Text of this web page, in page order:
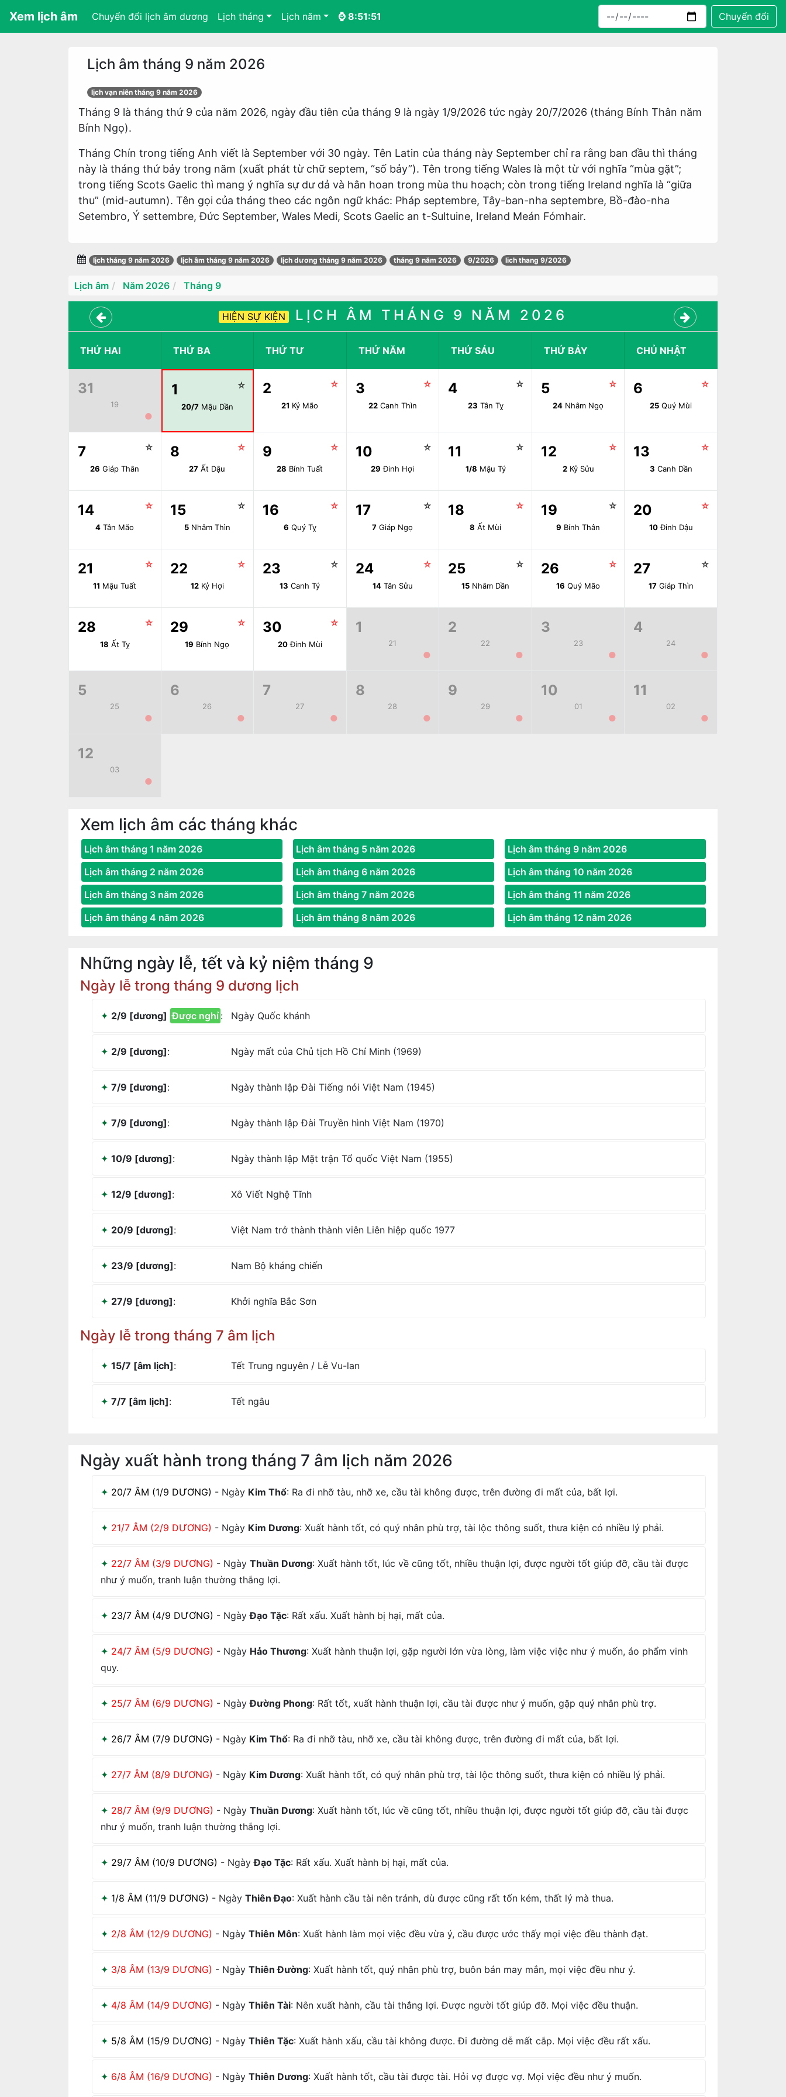
Xem lịch âm Chuyển đổi lịch âm dương Lịch tháng Lịch năm ⌚ 8:51:52 Chuyển đổi
Lịch âm tháng 9 năm 2026
lịch vạn niên tháng 9 năm 2026
Tháng 9 là tháng thứ 9 của năm 2026, ngày đầu tiên của tháng 9 là ngày 1/9/2026 tức ngày 20/7/2026 (tháng Bính Thân năm
Bính Ngọ).
Tháng Chín trong tiếng Anh viết là September với 30 ngày. Tên Latin của tháng này September chỉ ra rằng ban đầu thì tháng
này là tháng thứ bảy trong năm (xuất phát từ chữ septem, “số bảy”). Tên trong tiếng Wales là một từ với nghĩa “mùa gặt”;
trong tiếng Scots Gaelic thì mang ý nghĩa sự dư dả và hân hoan trong mùa thu hoạch; còn trong tiếng Ireland nghĩa là “giữa
thu” (mid-autumn). Tên gọi của tháng theo các ngôn ngữ khác: Pháp septembre, Tây-ban-nha septembre, Bồ-đào-nha
Setembro, Ý settembre, Đức September, Wales Medi, Scots Gaelic an t-Sultuine, Ireland Meán Fómhair.
lịch tháng 9 năm 2026 lịch âm tháng 9 năm 2026 lịch dương tháng 9 năm 2026 tháng 9 năm 2026 9/2026 lich thang 9/2026
Lịch âm Năm 2026 Tháng 9
HIỆN SỰ KIỆN LỊCH ÂM THÁNG 9 NĂM 2026
THỨ HAI THỨ BA THỨ TƯ THỨ NĂM THỨ SÁU THỨ BẢY CHỦ NHẬT
31
19
●
1 ☆
20/7 Mậu Dần
2 ☆
21 Kỷ Mão
3 ☆
22Canh Thìn
4 ☆
23 Tân Tỵ
5 ☆
24 Nhâm Ngọ
6 ☆
25 Quý Mùi
7 ☆
26 Giáp Thân
8 ☆
27 Ất Dậu
9 ☆
28 Bính Tuất
10 ☆
29 Đinh Hợi
11 ☆
1/8 Mậu Tý
12 ☆
2Kỷ Sửu
13 ☆
3 Canh Dần
14 ☆
4 Tân Mão
15 ☆
5Nhâm Thìn
16 ☆
6 Quý Tỵ
17 ☆
7 Giáp Ngọ
18 ☆
8 Ất Mùi
19 ☆
9 Bính Thân
20 ☆
10Đinh Dậu
21 ☆
11 Mậu Tuất
22 ☆
12Kỷ Hợi
23 ☆
13 Canh Tý
24 ☆
14Tân Sửu
25 ☆
15 Nhâm Dần
26 ☆
16 Quý Mão
27 ☆
17Giáp Thìn
28 ☆
18 Ất Tỵ
29 ☆
19 Bính Ngọ
30 ☆
20Đinh Mùi
1
21
●
2
22
●
3
23
●
4
24
●
5
25
●
6
26
●
7
27
●
8
28
●
9
29
●
10
01
●
11
02
●
12
03
●
Xem lịch âm các tháng khác
Lịch âm tháng 1 năm 2026
Lịch âm tháng 2 năm 2026
Lịch âm tháng 3 năm 2026
Lịch âm tháng 4 năm 2026
Lịch âm tháng 5 năm 2026
Lịch âm tháng 6 năm 2026
Lịch âm tháng 7 năm 2026
Lịch âm tháng 8 năm 2026
Lịch âm tháng 9 năm 2026
Lịch âm tháng 10 năm 2026
Lịch âm tháng 11 năm 2026
Lịch âm tháng 12 năm 2026
Những ngày lễ, tết và kỷ niệm tháng 9
Ngày lễ trong tháng 9 dương lịch
2/9 [dương] Được nghỉ : Ngày Quốc khánh
2/9 [dương]: Ngày mất của Chủ tịch Hồ Chí Minh (1969)
7/9 [dương]: Ngày thành lập Đài Tiếng nói Việt Nam (1945)
7/9 [dương]: Ngày thành lập Đài Truyền hình Việt Nam (1970)
10/9 [dương]: Ngày thành lập Mặt trận Tổ quốc Việt Nam (1955)
12/9 [dương]: Xô Viết Nghệ Tĩnh
20/9 [dương]: Việt Nam trở thành thành viên Liên hiệp quốc 1977
23/9 [dương]: Nam Bộ kháng chiến
27/9 [dương]: Khởi nghĩa Bắc Sơn
Ngày lễ trong tháng 7 âm lịch
15/7 [âm lịch]: Tết Trung nguyên / Lễ Vu-lan
7/7 [âm lịch]: Tết ngâu
Ngày xuất hành trong tháng 7 âm lịch năm 2026
20/7 ÂM (1/9 DƯƠNG) - Ngày Kim Thổ: Ra đi nhỡ tàu, nhỡ xe, cầu tài không được, trên đường đi mất của, bất lợi.
21/7 ÂM (2/9 DƯƠNG) - Ngày Kim Dương: Xuất hành tốt, có quý nhân phù trợ, tài lộc thông suốt, thưa kiện có nhiều lý phải.
22/7 ÂM (3/9 DƯƠNG) - Ngày Thuần Dương: Xuất hành tốt, lúc về cũng tốt, nhiều thuận lợi, được người tốt giúp đỡ, cầu tài được
như ý muốn, tranh luận thường thắng lợi.
23/7 ÂM (4/9 DƯƠNG) - NgàyĐạo Tặc: Rất xấu. Xuất hành bị hại, mất của.
24/7 ÂM (5/9 DƯƠNG) - Ngày Hảo Thương: Xuất hành thuận lợi, gặp người lớn vừa lòng, làm việc việc như ý muốn, áo phẩm vinh
quy.
25/7 ÂM (6/9 DƯƠNG) - NgàyĐường Phong: Rất tốt, xuất hành thuận lợi, cầu tài được như ý muốn, gặp quý nhân phù trợ.
26/7 ÂM (7/9 DƯƠNG) - Ngày Kim Thổ: Ra đi nhỡ tàu, nhỡ xe, cầu tài không được, trên đường đi mất của, bất lợi.
27/7 ÂM (8/9 DƯƠNG) - Ngày Kim Dương: Xuất hành tốt, có quý nhân phù trợ, tài lộc thông suốt, thưa kiện có nhiều lý phải.
28/7 ÂM (9/9 DƯƠNG) - Ngày Thuần Dương: Xuất hành tốt, lúc về cũng tốt, nhiều thuận lợi, được người tốt giúp đỡ, cầu tài được
như ý muốn, tranh luận thường thắng lợi.
29/7 ÂM (10/9 DƯƠNG) - NgàyĐạo Tặc: Rất xấu. Xuất hành bị hại, mất của.
1/8 ÂM (11/9 DƯƠNG) - Ngày Thiên Đạo: Xuất hành cầu tài nên tránh, dù được cũng rất tốn kém, thất lý mà thua.
2/8 ÂM (12/9 DƯƠNG) - Ngày Thiên Môn: Xuất hành làm mọi việc đều vừa ý, cầu được ước thấy mọi việc đều thành đạt.
3/8 ÂM (13/9 DƯƠNG) - Ngày Thiên Đường: Xuất hành tốt, quý nhân phù trợ, buôn bán may mắn, mọi việc đều như ý.
4/8 ÂM (14/9 DƯƠNG) - Ngày Thiên Tài: Nên xuất hành, cầu tài thắng lợi. Được người tốt giúp đỡ. Mọi việc đều thuận.
5/8 ÂM (15/9 DƯƠNG) - Ngày Thiên Tặc: Xuất hành xấu, cầu tài không được. Đi đường dễ mất cắp. Mọi việc đều rất xấu.
6/8 ÂM (16/9 DƯƠNG) - Ngày Thiên Dương: Xuất hành tốt, cầu tài được tài. Hỏi vợ được vợ. Mọi việc đều như ý muốn.